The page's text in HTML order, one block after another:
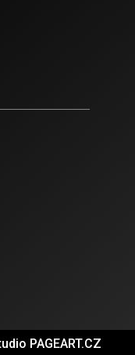
PAGEART.CZ